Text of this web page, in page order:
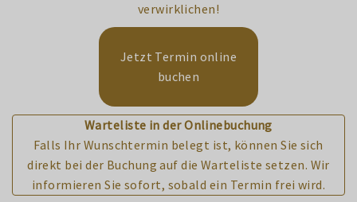
verwirklichen!
Jetzt Termin online
buchen
Warteliste in der Onlinebuchung
Falls Ihr Wunschtermin belegt ist, können Sie sich
direkt bei der Buchung auf die Warteliste setzen. Wir
informieren Sie sofort, sobald ein Termin frei wird.